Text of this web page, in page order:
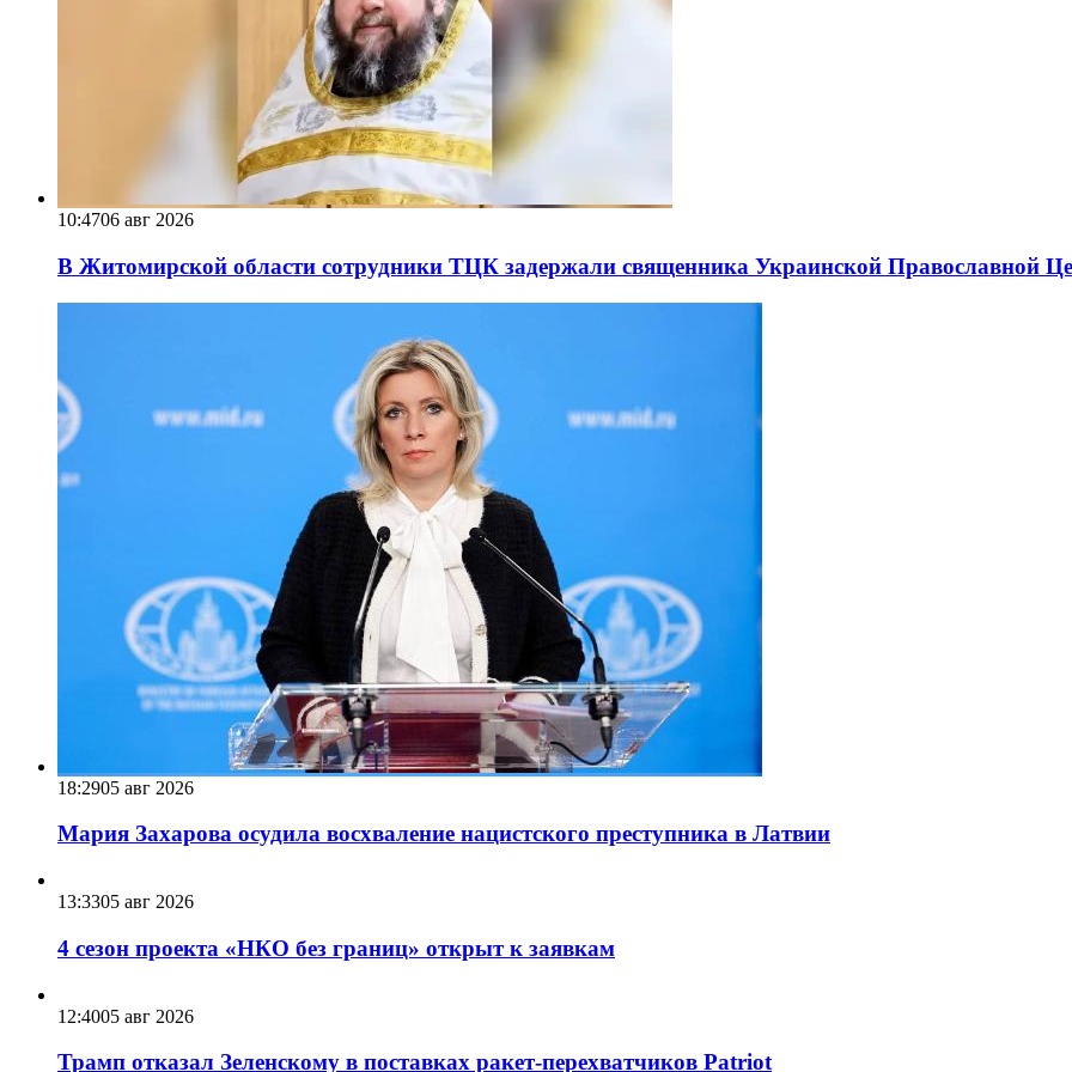
10:4706 авг 2026
В Житомирской области сотрудники ТЦК задержали священника Украинской Православной
18:2905 авг 2026
Мария Захарова осудила восхваление нацистского преступника в Латвии
13:3305 авг 2026
4 сезон проекта «НКО без границ» открыт к заявкам
12:4005 авг 2026
Трамп отказал Зеленскому в поставках ракет-перехватчиков Patriot